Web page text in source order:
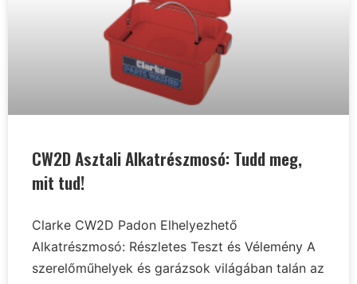
CW2D Asztali Alkatrészmosó: Tudd meg,
mit tud!
Clarke CW2D Padon Elhelyezhető
Alkatrészmosó: Részletes Teszt és Vélemény A
szerelőműhelyek és garázsok világában talán az